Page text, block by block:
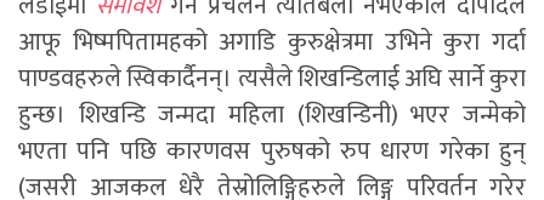
आफू भिष्मपितामहको अगाडि कुरुक्षेत्रमा उभिने कुरा गर्दा
पाण्डवहरुले स्विकार्दैनन्। त्यसैले शिखन्डिलाई अघि सार्ने कुरा
हुन्छ। शिखन्डि जन्मदा महिला (शिखन्डिनी) भएर जन्मेको
भएता पनि पछि कारणवस पुरुषको रुप धारण गरेका हुन्
(जसरी आजकल धेरै तेस्रोलिङ्गिहरुले लिङ्ग परिवर्तन गरेर